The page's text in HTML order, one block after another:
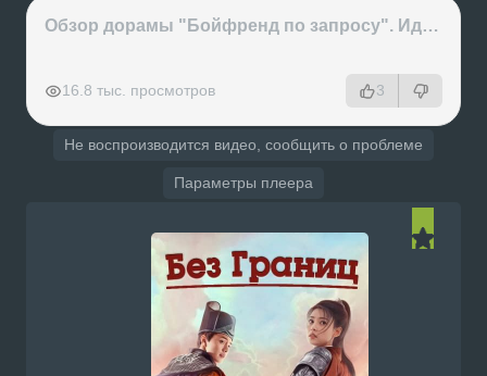
Обзор дорамы "Бойфренд по запросу". Идеальный парень за деньги или обычные отношения?
16.8 тыс. просмотров 3
Не воспроизводится видео, сообщить о проблеме
Параметры плеера